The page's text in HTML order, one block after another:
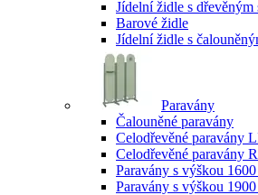
Jídelní židle s dřevěným
Barové židle
Jídelní židle s
Paravány
Čalouněné paravány
Celodřevěné paravány
Celodřevěné paravány
Paravány s výškou
Paravány s výškou